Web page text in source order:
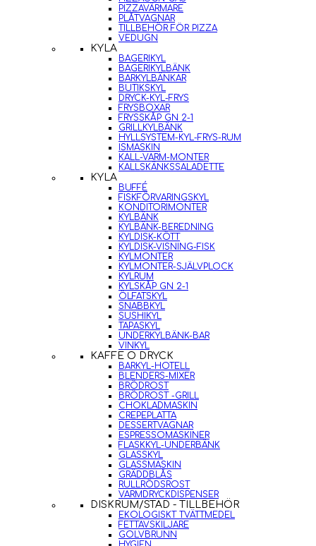
PIZZAVÄRMARE
PLÅTVAGNAR
TILLBEHÖR FÖR PIZZA
VEDUGN
KYLA
BAGERIKYL
BAGERIKYLBÄNK
BARKYLBÄNKAR
BUTIKSKYL
DRYCK-KYL-FRYS
FRYSBOXAR
FRYSSKÅP GN 2-1
GRILLKYLBÄNK
HYLLSYSTEM-KYL-FRYS-RUM
ISMASKIN
KALL-VARM-MONTER
KALLSKÄNKSSALADETTE
KYLA
BUFFÉ
FISKFÖRVARINGSKYL
KONDITORIMONTER
KYLBÄNK
KYLBÄNK-BEREDNING
KYLDISK-KÖTT
KYLDISK-VISNING-FISK
KYLMONTER
KYLMONTER-SJÄLVPLOCK
KYLRUM
KYLSKÅP GN 2-1
ÖLFATSKYL
SNABBKYL
SUSHIKYL
TAPASKYL
UNDERKYLBÄNK-BAR
VINKYL
KAFFE O DRYCK
BARKYL-HOTELL
BLENDERS-MIXER
BRÖDROST
BRÖDROST -GRILL
CHOKLADMASKIN
CREPEPLATTA
DESSERTVAGNAR
ESPRESSOMASKINER
FLASKKYL-UNDERBÄNK
GLASSKYL
GLASSMASKIN
GRÄDDBLÅS
RULLRÖDSROST
VARMDRYCKDISPENSER
DISKRUM/STÄD - TILLBEHÖR
EKOLOGISKT TVÄTTMEDEL
FETTAVSKILJARE
GOLVBRUNN